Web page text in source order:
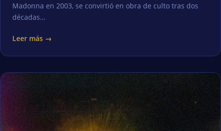
Madonna en 2003, se convirtió en obra de culto tras dos
décadas…
Leer más →